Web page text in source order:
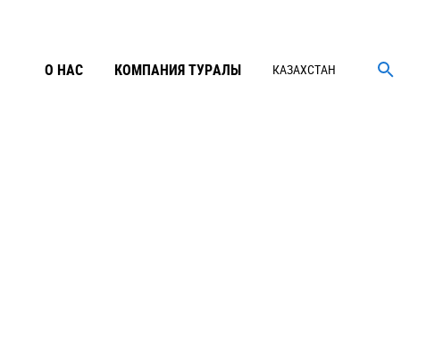
КАЗАХСТАН
О НАС КОМПАНИЯ ТУРАЛЫ